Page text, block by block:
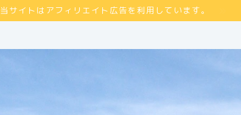
当サイトはアフィリエイト広告を利用しています。